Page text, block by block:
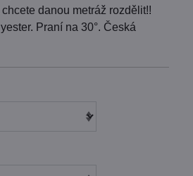
danou metráž rozdělit!!
Praní na 30°. Česká